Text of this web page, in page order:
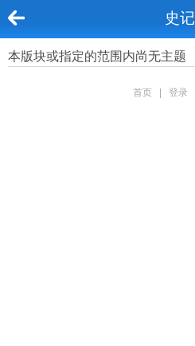
史记
本版块或指定的范围内尚无主题
首页 登录